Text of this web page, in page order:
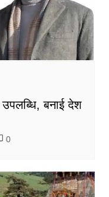
उपलब्धि, बनाई देश
0